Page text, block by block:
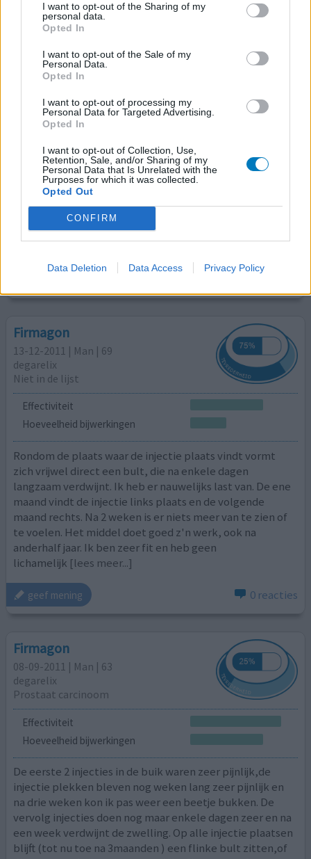
I want to opt-out of the Sharing of my
personal data.
Opted In
I want to opt-out of the Sale of my
Personal Data.
Opted In
I want to opt-out of processing my
Personal Data for Targeted Advertising.
Opted In
I want to opt-out of Collection, Use,
Retention, Sale, and/or Sharing of my
Personal Data that Is Unrelated with the
Purposes for which it was collected.
Opted Out
CONFIRM
Data Deletion Data Access Privacy Policy
bij start 28), maar er is veel ellende voor terug gekomen.
Leeftijd bij start behandeling 67 jaar
geef mening 0 reacties
Firmagon
20-02-2015 | Man | 57
Prostaatkanker
Effectiviteit
Hoeveelheid bijwerkingen
Harde pijnlijke rode plek (10cm) e nu op vliegers en
concentratie verlies
0 reacties
Firmagon
13-12-2011 | Man | 69
degarelix
Niet in de lijst
Effectiviteit
Hoeveelheid bijwerkingen
Rondom de plaats waar de injectie plaats vindt vormt
zich vrijwel direct een bult, die na enkele dagen
langzaam verdwijnt. Ik heb er nauwelijks last van. De ene
maand vindt de injectie links plaats en de volgende
maand rechts. Na 2 weken is er niets meer van te zien of
te voelen. Het middel doet goed z'n werk, ook na
anderhalf jaar. Ik ben zeer fit en heb geen
lichamelijk [lees meer...]
geef mening 0 reacties
Firmagon
08-09-2011 | Man | 63
degarelix
Prostaat carcinoom
Effectiviteit
Hoeveelheid bijwerkingen
De eerste 2 injecties in de buik waren zeer pijnlijk,de
injectie plekken bleven nog weken lang zeer pijnlijk en
na drie weken kon ik pas weer een beetje bukken. De
vervolg injecties doen nog maar enkele dagen zeer en na
een week verdwijnt de zwelling. Op alle injectie plaatsen
blijft (tot nu toe na 3maanden ) een flinke bult zitten,of